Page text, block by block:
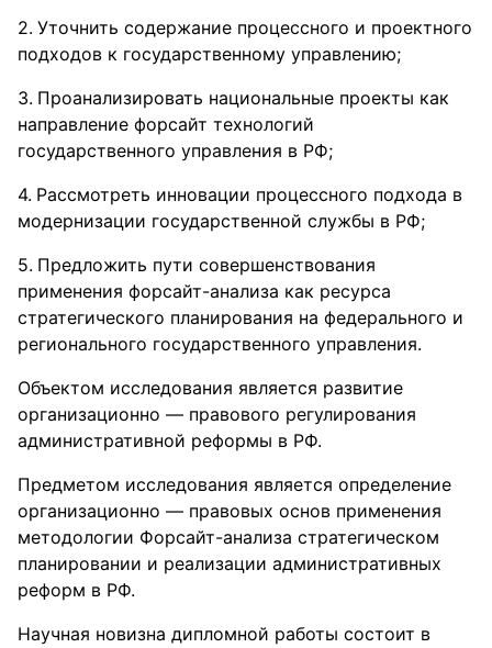
Уточнить содержание процессного и проектного
подходов к государственному управлению;
Проанализировать национальные проекты как
направление форсайт технологий
государственного управления в РФ;
Рассмотреть инновации процессного подхода в
модернизации государственной службы в РФ;
Предложить пути совершенствования
применения форсайт-анализа как ресурса
стратегического планирования на федерального и
регионального государственного управления.
Объектом исследования является развитие
организационно — правового регулирования
административной реформы в РФ.
Предметом исследования является определение
организационно — правовых основ применения
методологии Форсайт-анализа стратегическом
планировании и реализации административных
реформ в РФ.
Научная новизна дипломной работы состоит в